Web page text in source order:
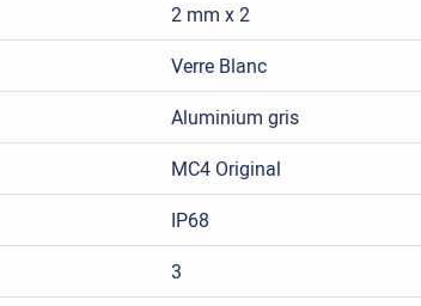
2 mm x 2
Verre Blanc
Aluminium gris
MC4 Original
IP68
3